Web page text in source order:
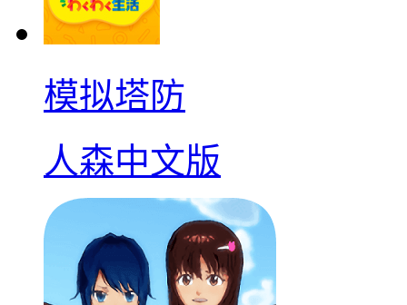
模拟塔防
人森中文版